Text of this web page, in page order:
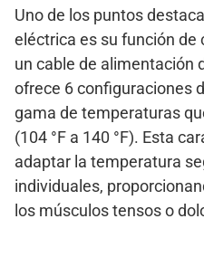
Uno de los puntos
eléctrica es su función de
un cable de alimentación
ofrece 6 configuraciones
gama de temperaturas
(104 °F a 140 °F). Esta
adaptar la temperatura
individuales,
los músculos tensos o